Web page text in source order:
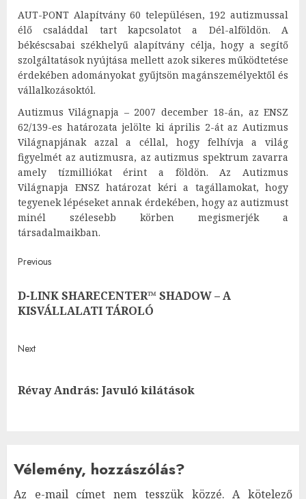
AUT-PONT Alapítvány 60 településen, 192 autizmussal
élő családdal tart kapcsolatot a Dél-alföldön. A
békéscsabai székhelyű alapítvány célja, hogy a segítő
szolgáltatások nyújtása mellett azok sikeres működtetése
érdekében adományokat gyűjtsön magánszemélyektől és
vállalkozásoktól.
Autizmus Világnapja – 2007 december 18-án, az ENSZ
62/139-es határozata jelölte ki április 2-át az Autizmus
Világnapjának azzal a céllal, hogy felhívja a világ
figyelmét az autizmusra, az autizmus spektrum zavarra
amely tízmilliókat érint a földön. Az Autizmus
Világnapja ENSZ határozat kéri a tagállamokat, hogy
tegyenek lépéseket annak érdekében, hogy az autizmust
minél szélesebb körben megismerjék a
társadalmaikban.
Post
navigation
Previous
D-LINK SHARECENTER™ SHADOW – A
KISVÁLLALATI TÁROLÓ
Next
Next
Révay András: Javuló kilátások
Vélemény, hozzászólás?
Az e-mail címet nem tesszük közzé. A kötelező